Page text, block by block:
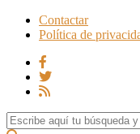
Contactar
Política de
Search for: